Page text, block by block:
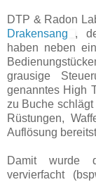
DTP & Radon
Drakensang
,
haben neben
grausige
genanntes High
zu Buche schlägt
Rüstungen,
Auflösung
Damit wurde
vervierfacht